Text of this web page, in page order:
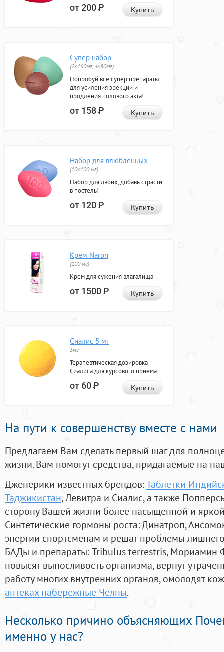
от 200Р Купить
Супер набор
(2х160мг, 4х80мг)
Попробуй все супер препараты
для усиления эрекции и
продления полового акта!
от 158Р Купить
Набор для влюбленных
(10х100 мг)
Набор для двоих, добавь страсти
в постель!
от 120Р Купить
Крем Naron
(100 мг)
Крем для сужения влагалища
от 1500Р Купить
Сиалис 5 мг
5мг
Терапевтическая дозировка
Сиалиса для курсового приема
от 60Р Купить
На пути к совершенству вместе с нами
Предлагаем Вам сделать первый шаг для
жизни. Вам помогут средства, придагаемые на
Дженерики известных брендов:Таблетки
Таджикистан, Левитра и Сиалис, а также
сторону Вашей жизни более насыщенной и
Синтетические гормоны роста: Динатроп,
энергии спортсменам и решат проблемы
БАДы и препараты:Tribulus terrestris, Мориамин
повысят выносливость организма, вернут
работу многих внутренних органов, омолодят
аптеках набережные Челны.
Несколько причино объясняющих
именно у нас?